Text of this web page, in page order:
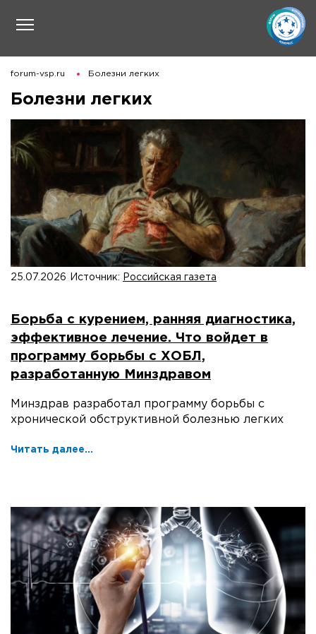
forum-vsp.ru Болезни легких
Болезни легких
25.07.2026 Источник: Российская газета
Борьба с курением, ранняя диагностика,
эффективное лечение. Что войдет в
программу борьбы с ХОБЛ,
разработанную Минздравом
Минздрав разработал программу борьбы с
хронической обструктивной болезнью легких
Читать далее...